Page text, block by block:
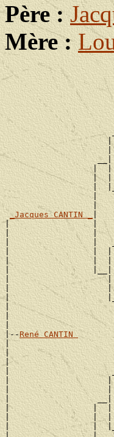
Père :
Mère :
|
|
                   __|
|  |
|  |
|
|
|
_Jacques CANTIN _|
|                 |
|                 |
|                 |
|                 |  |
|                 |  |
|                 |__|
|                    |
|                    |
|
|
|
|
|--René CANTIN
|
|
|
|
|                    |
|                    |
|                  __|
|                 |  |
|                 |  |
|                 |